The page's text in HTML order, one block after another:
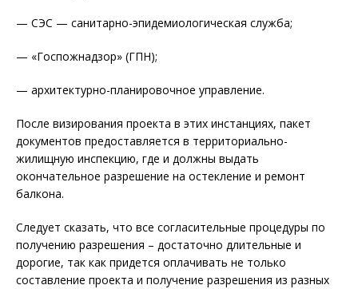
— СЭС — санитарно-эпидемиологическая служба;
— «Госпожнадзор» (ГПН);
— архитектурно-планировочное управление.
После визирования проекта в этих инстанциях, пакет
документов предоставляется в территориально-
жилищную инспекцию, где и должны выдать
окончательное разрешение на остекление и ремонт
балкона.
Следует сказать, что все согласительные процедуры по
получению разрешения – достаточно длительные и
дорогие, так как придется оплачивать не только
составление проекта и получение разрешения из разных